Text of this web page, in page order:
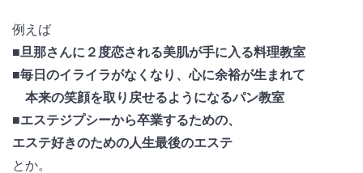
例えば
■旦那さんに２度恋される美肌が手に入る料理教室
■毎日のイライラがなくなり、心に余裕が生まれて
本来の笑顔を取り戻せるようになるパン教室
■エステジプシーから卒業するための、
エステ好きのための人生最後のエステ
とか。